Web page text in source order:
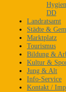
DD
Landratsamt
Städte &
Marktplatz
Tourismus
Bildung &
Kultur &
Jung & Alt
Info-Service
Kontakt /